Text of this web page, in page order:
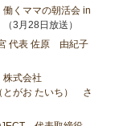
くママの朝活会 in
（3月28日放送）
代表 佐原 由紀子
株式会社
がお たいち） さ